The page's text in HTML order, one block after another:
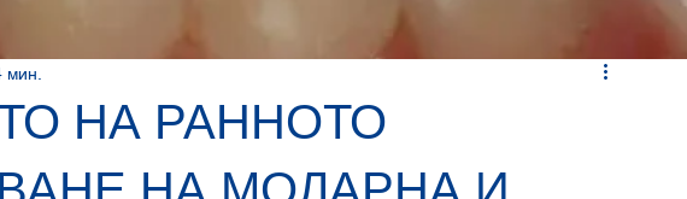
Модерна стоматология
Series
НА РАННОТО
мин.